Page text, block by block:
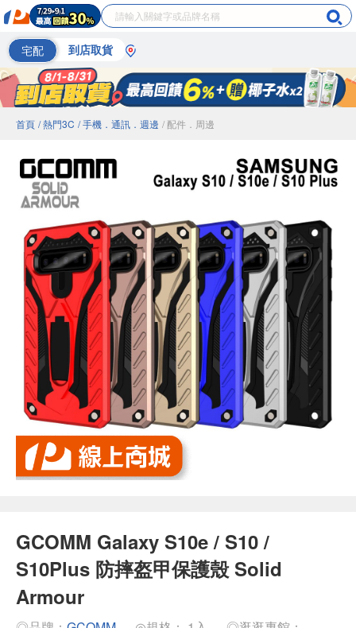
宅配 到店取貨
首頁 / 熱門3C / 手機．通訊．週邊 / 配件．周邊
GCOMM Galaxy S10e / S10 /
S10Plus 防摔盔甲保護殼 Solid
Armour